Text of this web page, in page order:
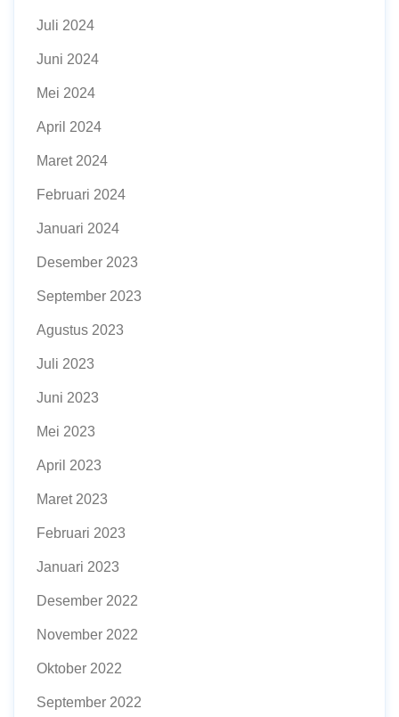
Juli 2024
Juni 2024
Mei 2024
April 2024
Maret 2024
Februari 2024
Januari 2024
Desember 2023
September 2023
Agustus 2023
Juli 2023
Juni 2023
Mei 2023
April 2023
Maret 2023
Februari 2023
Januari 2023
Desember 2022
November 2022
Oktober 2022
September 2022